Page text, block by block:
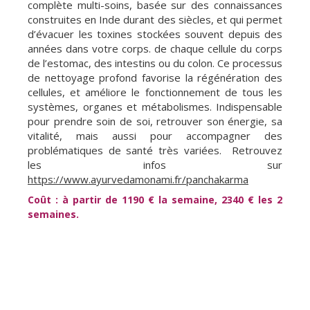
complète multi-soins, basée sur des connaissances
construites en Inde durant des siècles, et qui permet
d’évacuer les toxines stockées souvent depuis des
années dans votre corps. de chaque cellule du corps
de l’estomac, des intestins ou du colon. Ce processus
de nettoyage profond favorise la régénération des
cellules, et améliore le fonctionnement de tous les
systèmes, organes et métabolismes. Indispensable
pour prendre soin de soi, retrouver son énergie, sa
vitalité, mais aussi pour accompagner des
problématiques de santé très variées. Retrouvez
les infos sur
https://www.ayurvedamonami.fr/panchakarma
Coût : à partir de 1190 € la semaine, 2340 € les 2
semaines.